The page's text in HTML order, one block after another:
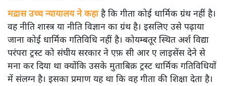
मद्रास उच्च न्यायालय ने कहाहै कि गीता कोई धार्मिक ग्रंथ नहीं है।
वह नीति शास्त्र या नीति विज्ञान का ग्रंथ है। इसलिए उसे पढ़ाया
जाना कोई धार्मिक गतिविधि नहीं है। कोयम्बतूर स्थित अर्श विद्या
परंपरा ट्रस्ट को संघीय सरकार ने एफ़ सी आर ए लाइसेंस देने से
मना कर दिया था क्योंकि उसके मुताबिक़ ट्रस्ट धार्मिक गतिविधियों
में संलग्न है। इसका प्रमाण यह था कि वह गीता की शिक्षा देता है।